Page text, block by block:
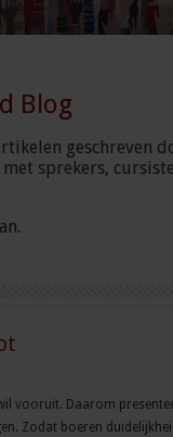
Blog
geschreven
sprekers,
vooruit. Daarom
Zodat boeren